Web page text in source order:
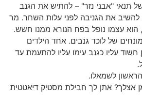
תנאי "אבני נזר" – להתיש את הגנב
להשיב את הגניבה לפני עלות השחר. מר
הוא עצמו נופל בפח הנורא ממנו חשש.
של לוכד גנבים. אחד הילדים
עליו כגנב עימו עליו להתעמת עד
לשמאלו.
אצלך? אתן לך חבילת מסטיק דיאטטית